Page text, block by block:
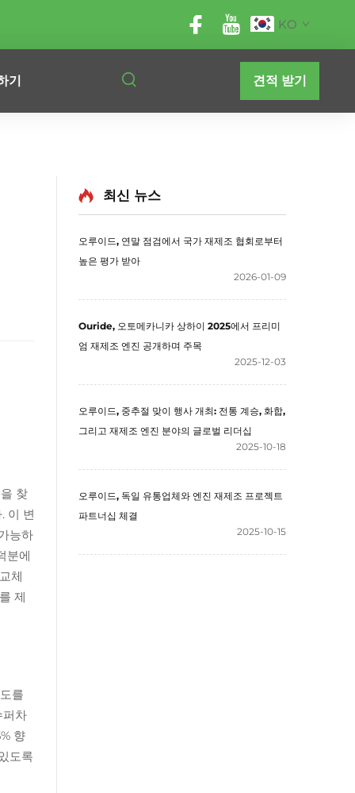
KO
기 견적 받기
찾
이 변
능하
분에
체
제
를
퍼차
향
도록
최신 뉴스
오루이드, 연말 점검에서 국가 재제조 협회로부터
높은 평가 받아
2026-01-09
Ouride, 오토메카니카 상하이 2025에서 프리미
엄 재제조 엔진 공개하며 주목
2025-12-03
오루이드, 중추절 맞이 행사 개최: 전통 계승, 화합,
그리고 재제조 엔진 분야의 글로벌 리더십
2025-10-18
오루이드, 독일 유통업체와 엔진 재제조 프로젝트
파트너십 체결
2025-10-15